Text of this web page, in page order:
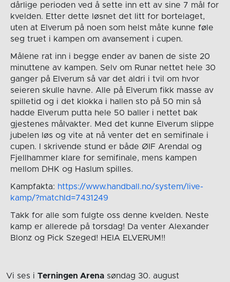
dårlige perioden ved å sette inn ett av sine 7 mål for
kvelden. Etter dette løsnet det litt for bortelaget,
uten at Elverum på noen som helst måte kunne føle
seg truet i kampen om avansement i cupen.
Målene rat inn i begge ender av banen de siste 20
minuttene av kampen. Selv om Runar nettet hele 30
ganger på Elverum så var det aldri i tvil om hvor
seieren skulle havne. Alle på Elverum fikk masse av
spilletid og i det klokka i hallen sto på 50 min så
hadde Elverum putta hele 50 baller i nettet bak
gjestenes målvakter. Med det kunne Elverum slippe
jubelen løs og vite at nå venter det en semifinale i
cupen. I skrivende stund er både ØIF Arendal og
Fjellhammer klare for semifinale, mens kampen
mellom DHK og Haslum spilles.
Kampfakta: https://www.handball.no/system/live-
kamp/?matchId=7431249
Takk for alle som fulgte oss denne kvelden. Neste
kamp er allerede på torsdag! Da venter Alexander
Blonz og Pick Szeged! HEIA ELVERUM!!
Vi ses i Terningen Arena søndag 30. august